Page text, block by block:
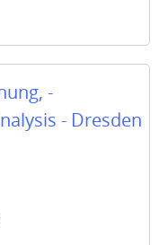
-
- Dresden